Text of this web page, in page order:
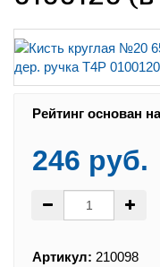
Рейтинг:
Рейтинг основан
246 руб.
Артикул: 210098